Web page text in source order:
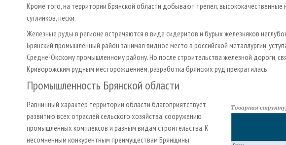
Кроме того, на территории Брянской области добывают трепел, высококачественные
суглинков, пески.
Железные руды в регионе встречаются в виде сидеритов и бурых железняков
Брянский промышленный район занимал видное место в российской металлургии,
Средне-Окскому промышленному району. Но после строительства железной дороги,
Криворожским рудным месторождением, разработка брянских руд прекратилась.
Промышленность Брянской области
Товарная
Равнинный характер территории области благоприятствует
развитию всех отраслей сельского хозяйства, сооружению
промышленных комплексов и разным видам строительства. К
несомненным конкурентным преимуществам Брянщины